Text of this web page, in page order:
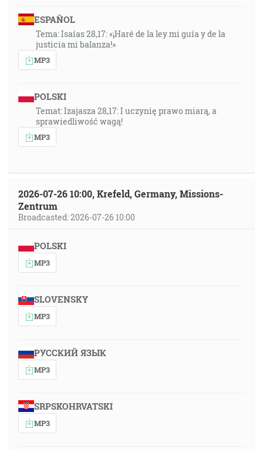
ESPAÑOL
Tema: Isaías 28,17: «¡Haré de la ley mi guía y de la
justicia mi balanza!»
MP3
POLSKI
Temat: Izajasza 28,17: I uczynię prawo miarą, a
sprawiedliwość wagą!
MP3
2026-07-26 10:00, Krefeld, Germany, Missions-
Zentrum
Broadcasted: 2026-07-26 10:00
POLSKI
MP3
SLOVENSKY
MP3
РУССКИЙ ЯЗЫК
MP3
SRPSKOHRVATSKI
MP3